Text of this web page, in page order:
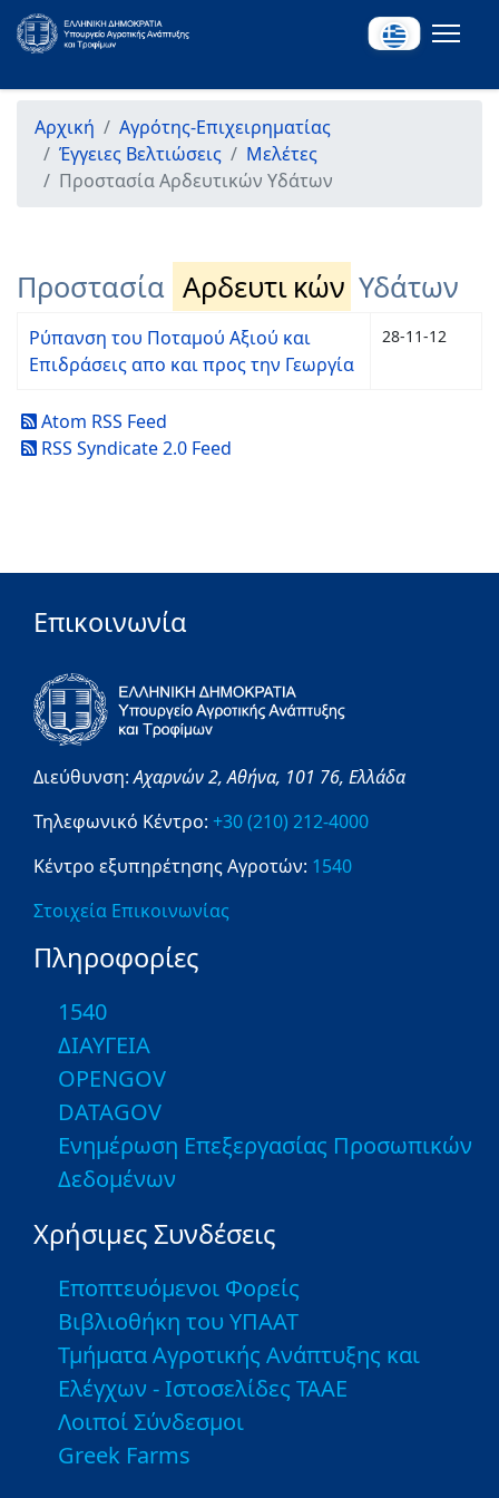
Αρχική
Αγρότης-Επιχειρηματίας
Έγγειες Βελτιώσεις
Μελέτες
Προστασία Αρδευτικών Υδάτων
Προστασία Αρδευτι κών Υδάτων
Ρύπανση του Ποταμού Αξιού και
Επιδράσεις απο και προς την Γεωργία
28-11-12
Atom RSS Feed
RSS Syndicate 2.0 Feed
Επικοινωνία
Διεύθυνση:Αχαρνών 2,Αθήνα, 101 76, Ελλάδα
Τηλεφωνικό Κέντρο: +30 (210) 212-4000
Κέντρο εξυπηρέτησης Αγροτών: 1540
Στοιχεία Επικοινωνίας
Πληροφορίες
1540
ΔΙΑΥΓΕΙΑ
OPENGOV
DATAGOV
Ενημέρωση Επεξεργασίας Προσωπικών
Δεδομένων
Χρήσιμες Συνδέσεις
Εποπτευόμενοι Φορείς
Βιβλιοθήκη του ΥΠΑΑΤ
Τμήματα Αγροτικής Ανάπτυξης και
Ελέγχων - Ιστοσελίδες ΤΑΑΕ
Λοιποί Σύνδεσμοι
Greek Farms